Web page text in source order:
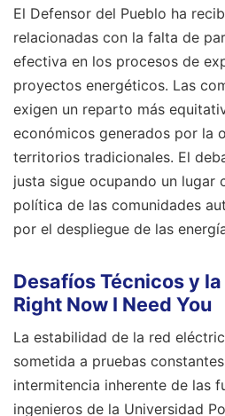
El Defensor del Pueblo ha
relacionadas con la falta de
efectiva en los procesos de
proyectos energéticos. Las
exigen un reparto más
económicos generados por la
territorios tradicionales. El
justa sigue ocupando un lugar
política de las comunidades
por el despliegue de las
Desafíos Técnicos y
Right Now I Need You
La estabilidad de la red
sometida a pruebas
intermitencia inherente de las
ingenieros de la Universidad